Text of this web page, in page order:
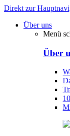
Direkt zur
Über uns
Menü
Über